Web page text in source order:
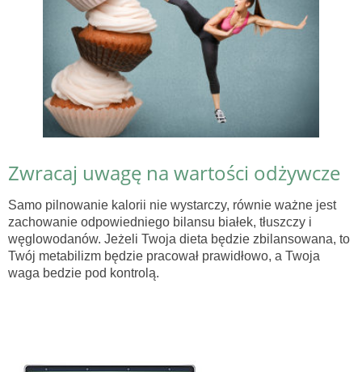
Zwracaj uwagę na wartości odżywcze
Samo pilnowanie kalorii nie wystarczy, równie ważne jest
zachowanie odpowiedniego bilansu białek, tłuszczy i
węglowodanów. Jeżeli Twoja dieta będzie zbilansowana, to
Twój metabilizm będzie pracował prawidłowo, a Twoja
waga bedzie pod kontrolą.